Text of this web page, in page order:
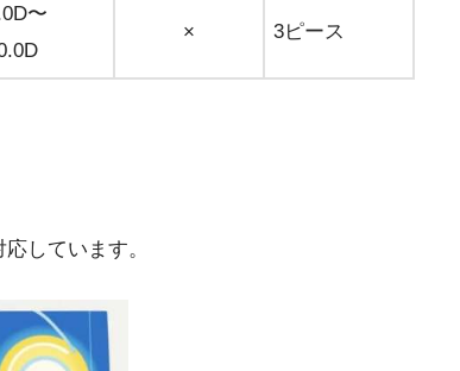
〜
× 3ピース
しています。